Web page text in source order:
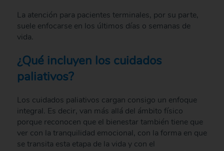
La atención para pacientes terminales, por su parte,
suele enfocarse en los últimos días o semanas de
vida.
¿Qué incluyen los cuidados
paliativos?
Los cuidados paliativos cargan consigo un enfoque
integral. Es decir, van más allá del ámbito físico
porque reconocen que el bienestar también tiene que
ver con la tranquilidad emocional, con la forma en que
se transita esta etapa de la vida y con el